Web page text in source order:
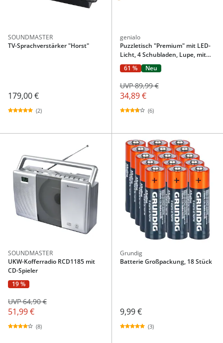
SOUNDMASTER
TV-Sprachverstärker "Horst"
179,00 €
(2)
genialo
Puzzletisch "Premium" mit LED-
Licht, 4 Schubladen, Lupe, mit
Beinen, klappbar, für 500 Teile
61 % Neu
34,89 €
UVP 89,99 €
(6)
SOUNDMASTER
UKW-Kofferradio RCD1185 mit
CD-Spieler
19 %
51,99 €
UVP 64,90 €
(8)
Grundig
Batterie Großpackung, 18 Stück
9,99 €
(3)